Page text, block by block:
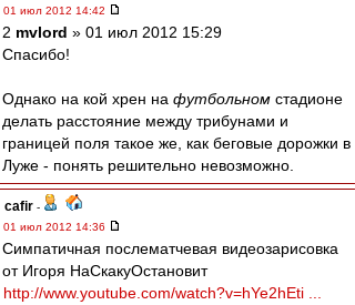
01 июл 2012 14:42
2 mvlord » 01 июл 2012 15:29
Спасибо!
Однако на кой хрен на футбольном стадионе
делать расстояние между трибунами и
границей поля такое же, как беговые дорожки в
Луже - понять решительно невозможно.
cafir -
01 июл 2012 14:36
Симпатичная послематчевая видеозарисовка
от Игоря НаСкакуОстановит
http://www.youtube.com/watch?v=hYe2hEti ...